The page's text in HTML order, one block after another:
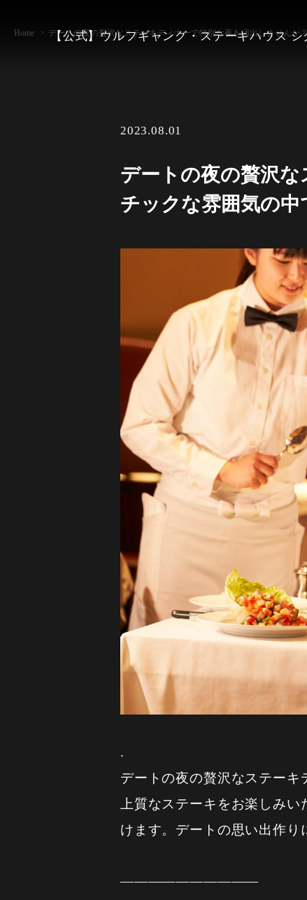
【公式】ウルフギャング・ステーキハウス シ
Home デートの夜の贅沢なステーキディナーで特別な夜を演出しません
2023.08.01
デートの夜の贅沢
チックな雰囲気の
.
デートの夜の贅沢なステー
上質なステーキをお楽しみい
けます。デートの思い出作り
——————————